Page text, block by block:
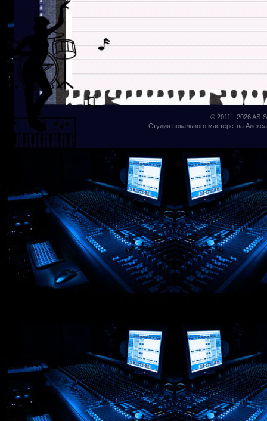
© 2011 - 2026AS-
Студия вокального мастерства